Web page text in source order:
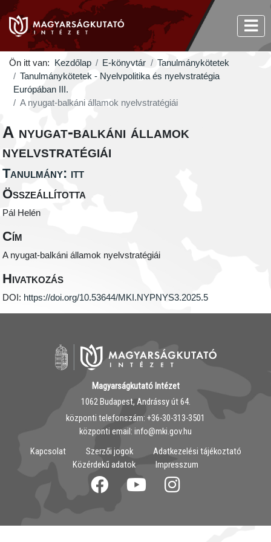
Ön itt van: Kezdőlap E-könyvtár
Tanulmánykötetek
Tanulmánykötetek - Nyelvpolitika és nyelvstratégia
Európában III.
A nyugat-balkáni államok nyelvstratégiái
A nyugat-balkáni államok
nyelvstratégiái
Tanulmány: itt
Összeállította
Pál Helén
Cím
A nyugat-balkáni államok nyelvstratégiái
Hivatkozás
DOI: https://doi.org/10.53644/MKI.NYPNYS3.2025.5
Magyarságkutató Intézet
1062 Budapest, Andrássy út 64.
központi telefonszám: ‭+36-30-313-3501
központi email: info@mki.gov.hu
Kapcsolat
Szerzői jogok
Adatkezelési tájékoztató
Közérdekű adatok
Impresszum